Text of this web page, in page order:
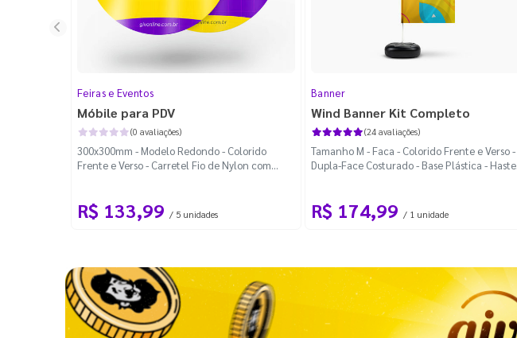
Feiras e Eventos
Móbile para PDV
(0 avaliações)
300x300mm - Modelo Redondo - Colorido
Frente e Verso - Carretel Fio de Nylon com
R$ 133,99 / 5 unidades
Banner
Wind Banner Kit Completo
(24 avaliações)
Tamanho M - Faca - Colorido Frente e Verso -
Dupla-Face Costurado - Base Plástica - Haste
R$ 174,99 / 1 unidade